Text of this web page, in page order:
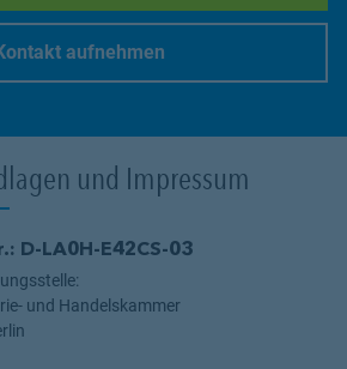
aufnehmen
und Impressum
D-LA0H-E42CS-03
und Handelskammer